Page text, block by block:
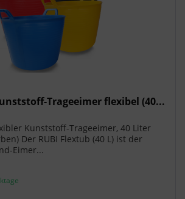
Trageeimer flexibel (40...
Kunststoff-Trageeimer, 40 Liter
Der RUBI Flextub (40 L) ist der
Eimer...